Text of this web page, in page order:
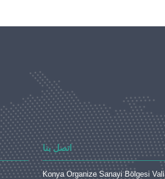
اتصل بنا
Konya Organize Sanayi Bölgesi Vali